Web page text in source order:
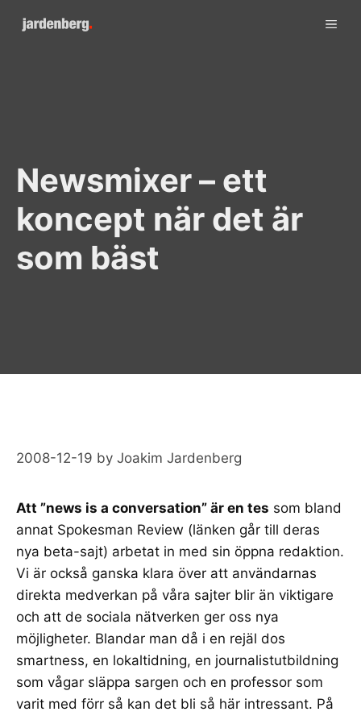
Newsmixer – ett
koncept när det är
som bäst
2008-12-19 by Joakim Jardenberg
Att ”news is a conversation” är en tes som bland
annat Spokesman Review (länken går till deras
nya beta-sajt) arbetat in med sin öppna redaktion.
Vi är också ganska klara över att användarnas
direkta medverkan på våra sajter blir än viktigare
och att de sociala nätverken ger oss nya
möjligheter. Blandar man då i en rejäl dos
smartness, en lokaltidning, en journalistutbildning
som vågar släppa sargen och en professor som
varit med förr så kan det bli så här intressant. På